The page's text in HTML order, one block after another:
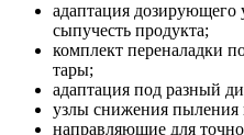
адаптация дозирующего
сыпучесть продукта;
комплект переналадки
тары;
адаптация под разный
узлы снижения пыления
направляющие для